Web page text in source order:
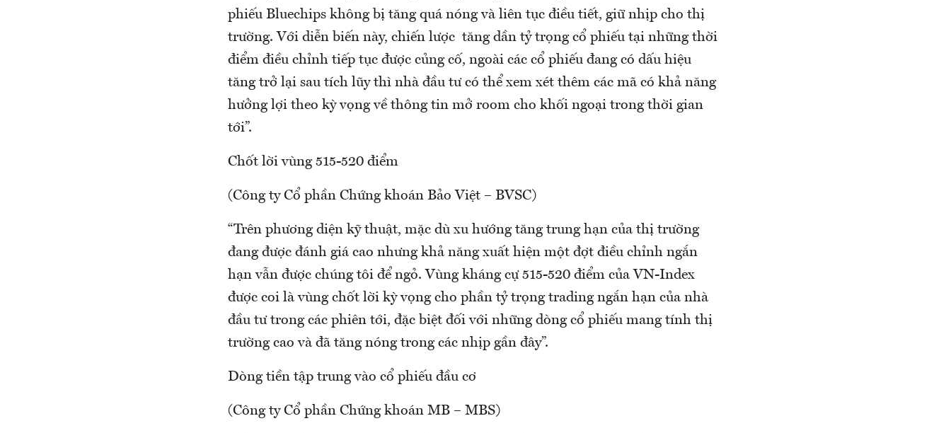
phiếu Bluechips không bị tăng quá nóng và liên tục điều tiết, giữ nhịp cho thị
trường. Với diễn biến này, chiến lược tăng dần tỷ trọng cổ phiếu tại những thời
điểm điều chỉnh tiếp tục được củng cố, ngoài các cổ phiếu đang có dấu hiệu
tăng trở lại sau tích lũy thì nhà đầu tư có thể xem xét thêm các mã có khả năng
hưởng lợi theo kỳ vọng về thông tin mở room cho khối ngoại trong thời gian
tới”.
Chốt lời vùng 515-520 điểm
(Công ty Cổ phần Chứng khoán Bảo Việt – BVSC)
“Trên phương diện kỹ thuật, mặc dù xu hướng tăng trung hạn của thị trường
đang được đánh giá cao nhưng khả năng xuất hiện một đợt điều chỉnh ngắn
hạn vẫn được chúng tôi để ngỏ. Vùng kháng cự 515-520 điểm của VN-Index
được coi là vùng chốt lời kỳ vọng cho phần tỷ trọng trading ngắn hạn của nhà
đầu tư trong các phiên tới, đặc biệt đối với những dòng cổ phiếu mang tính thị
trường cao và đã tăng nóng trong các nhịp gần đây”.
Dòng tiền tập trung vào cổ phiếu đầu cơ
(Công ty Cổ phần Chứng khoán MB – MBS)